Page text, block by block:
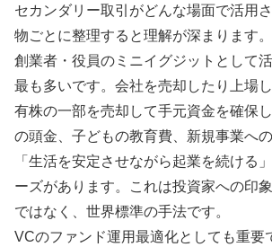
セカンダリー取引がどんな場面で活用
物ごとに整理すると理解が深まります。
創業者・役員のミニイグジットとして
最も多いです。会社を売却したり上場
有株の一部を売却して手元資金を確保し
の頭金、子どもの教育費、新規事業へ
「生活を安定させながら起業を続ける
ーズがあります。これは投資家への印
ではなく、世界標準の手法です。
VCのファンド運用最適化としても重要